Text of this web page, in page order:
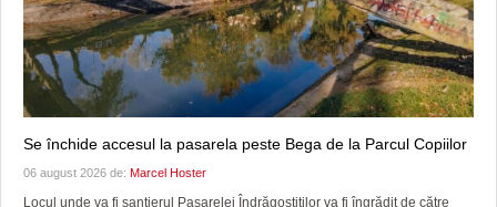
Se închide accesul la pasarela peste Bega de la Parcul Copiilor
06 august 2026 de: Marcel Hoster
Locul unde va fi șantierul Pasarelei Îndrăgostiților va fi îngrădit de către